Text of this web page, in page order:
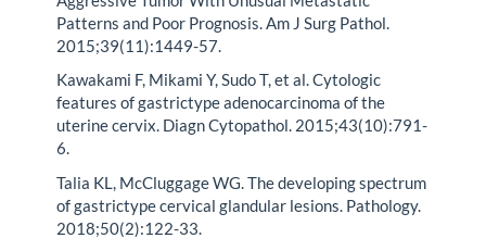
Patterns and Poor Prognosis. Am J Surg Pathol.
2015;39(11):1449-57.
Kawakami F, Mikami Y, Sudo T, et al. Cytologic
features of gastrictype adenocarcinoma of the
uterine cervix. Diagn Cytopathol. 2015;43(10):791-
6.
Talia KL, McCluggage WG. The developing spectrum
of gastrictype cervical glandular lesions. Pathology.
2018;50(2):122-33.